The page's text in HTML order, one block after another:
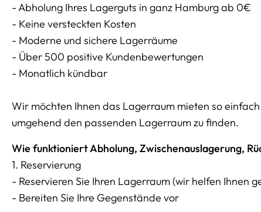
- Abholung Ihres Lagerguts in ganz Hamburg ab 0€
- Keine versteckten Kosten
- Moderne und sichere Lagerräume
- Über 500 positive Kundenbewertungen
- Monatlich kündbar
Wir möchten Ihnen das Lagerraum mieten so
umgehend den passenden Lagerraum zu finden.
Wie funktioniert Abholung, Zwischenauslagerung,
1. Reservierung
- Reservieren Sie Ihren Lagerraum (wir helfen Ihnen
- Bereiten Sie Ihre Gegenstände vor